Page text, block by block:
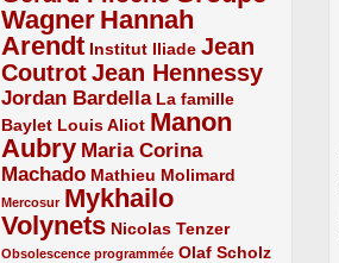
Wagner
5/5
Hannah
Arendt
5/5 Institut Iliade
2/5
Jean
Coutrot
4/5 Jean Hennessy
4/5
Jordan Bardella
3/5
La famille
Baylet
2/5 Louis Aliot
2/5
Manon
Aubry
5/5
Maria Corina
Machado
3/5 Mathieu Molimard
2/5
Mercosur
1/5
Mykhailo
Volynets
5/5 Nicolas Tenzer
2/5
Obsolescence programmée
1/5 Olaf Scholz
2/5